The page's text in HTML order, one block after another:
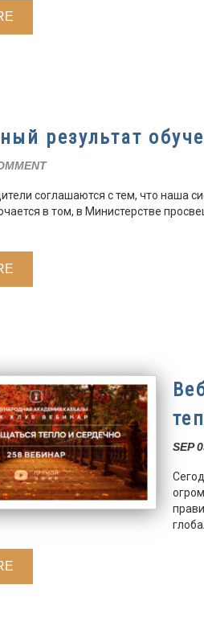
результат
соглашаются с тем, что наша
в том, в Министерстве
SEP